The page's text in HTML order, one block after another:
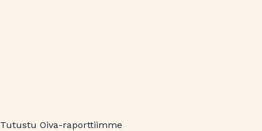
Tutustu Oiva-raporttiimme